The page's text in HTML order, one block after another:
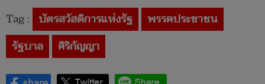
Tag : บัตรสวัสดิการแห่งรัฐ
พรรคประชาชน
รัฐบาล
ศิริกัญญา